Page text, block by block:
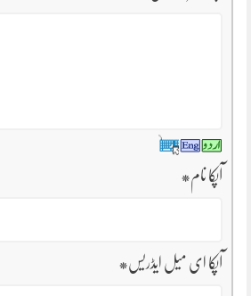
آپکا نام*
آپکا ای میل ایڈریس*